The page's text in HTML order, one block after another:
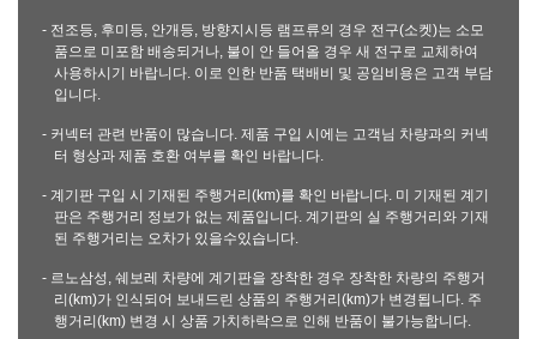
- 전조등, 후미등, 안개등, 방향지시등 램프류의 경우 전구(소켓)는 소모
품으로 미포함 배송되거나, 불이 안 들어올 경우 새 전구로 교체하여
사용하시기 바랍니다. 이로 인한 반품 택배비 및 공임비용은 고객 부담
입니다.
- 커넥터 관련 반품이 많습니다. 제품 구입 시에는 고객님 차량과의 커넥
터 형상과 제품 호환 여부를 확인 바랍니다.
- 계기판 구입 시 기재된 주행거리(km)를 확인 바랍니다. 미 기재된 계기
판은 주행거리 정보가 없는 제품입니다. 계기판의 실 주행거리와 기재
된 주행거리는 오차가 있을수있습니다.
- 르노삼성, 쉐보레 차량에 계기판을 장착한 경우 장착한 차량의 주행거
리(km)가 인식되어 보내드린 상품의 주행거리(km)가 변경됩니다. 주
행거리(km) 변경 시 상품 가치하락으로 인해 반품이 불가능합니다.